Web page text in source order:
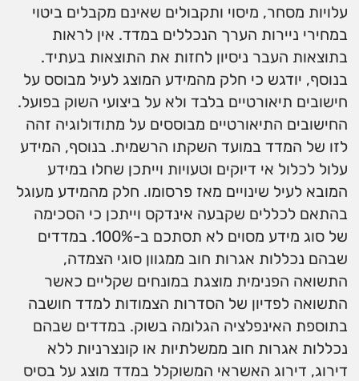
עלויות מסחר, מיסוי ותקבולים שאינם מקבלים ביטוי
במחירי ניירות הערך הנכללים במדד. אין לראות
בתוצאות העבר ניסיון לחזות את התוצאות בעתיד.
בנוסף, יודגש כי חלק מהמידע המוצג לעיל מבוסס על
חישובים תיאורטיים בלבד ולא על ביצועי השוק בפועל.
החישובים התיאורטיים מבוססים על מתודולוגיה זהה
לזו של המדד במועד השקתו הרשמית. בנוסף, המידע
עלול לכלול אי דיוקים וטעויות וייתכן שחלו במידע
המובא לעיל שינויים מאז פרסומו. חלק מהמידע מעוגל
בהתאם לכללים שקבעה אינדקס וייתכן כי הסכימה
של סוג מידע מסוים לא תסתכם ב-100%. במדדים
שבהם נכללות אגרות חוב ממגוון סוגי הצמדה,
התשואה הפנימית מוצגת במונחים שקליים כאשר
התשואה לפדיון של הסדרות הצמודות למדד חושבה
בתוספת האינפלציה הגלומה בשוק. במדדים שבהם
נכללות אגרות חוב ממשלתיות או קונצרניות ללא
דירוג, דירוג האשראי המשוקלל במדד מוצג על בסיס